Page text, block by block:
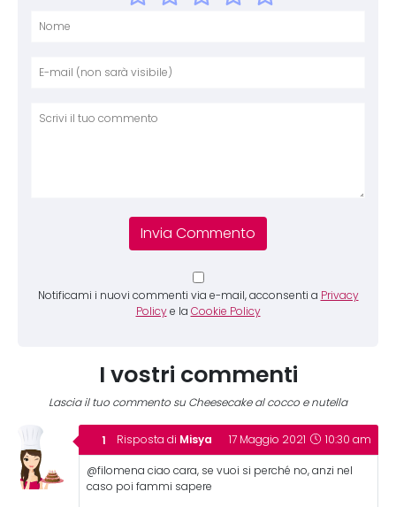
Notificami i nuovi commenti via e-mail, acconsenti a Privacy
Policy e la Cookie Policy
I vostri commenti
Lascia il tuo commento su Cheesecake al cocco e nutella
Risposta di Misya 17 Maggio 2021 10:30 am
@filomena ciao cara, se vuoi si perché no, anzi nel
caso poi fammi sapere